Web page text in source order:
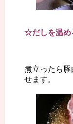
☆だしを温め
煮立ったら
せます。